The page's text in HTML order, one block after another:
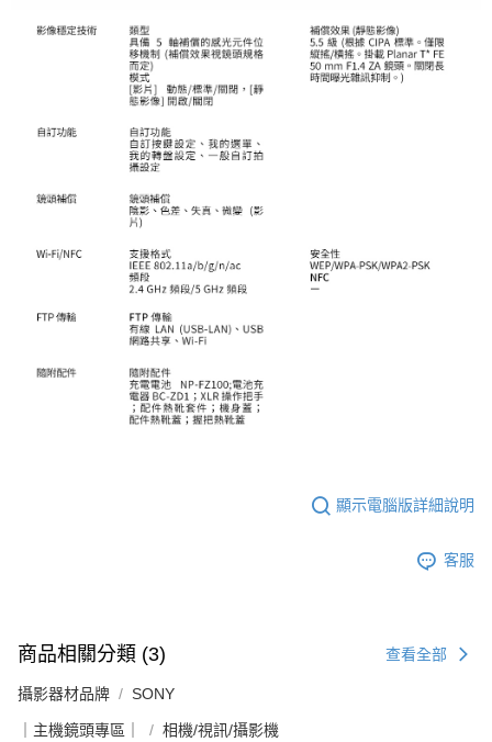
顯示電腦版詳細說明
客服
商品相關分類 (3) 查看全部
攝影器材品牌 SONY
｜主機鏡頭專區｜ 相機/視訊/攝影機